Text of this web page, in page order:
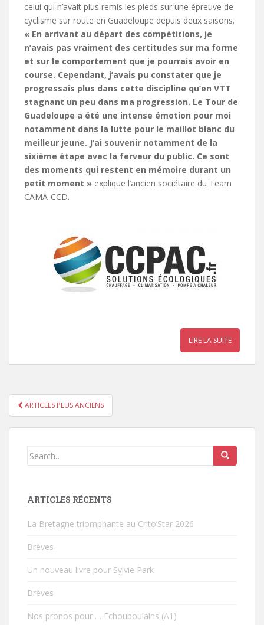
celui qui n’avait plus remis les pieds sur une épreuve de
cyclisme sur route en Guadeloupe depuis deux saisons.
« En arrivant au départ des compétitions, je
n’avais pas vraiment des certitudes sur ma forme
et sur le comportement que je pourrais avoir en
course. Cependant, j’avais pu constater que je
progressais plus dans cette discipline qu’en VTT
stagnant un peu dans ma progression. Le Tour de
Guadeloupe a été une intense émotion pour moi
notamment dans la lutte pour le maillot blanc du
meilleur jeune. J’ai souvenir notamment de la
sixième étape avec la ferveur du public. Ce sont
des moments qui restent en mémoire durant un
petit moment » explique l’ancien sociétaire du Team
CAMA-CCD.
LIRE LA SUITE
PAGINATION DES ARTICLES
ARTICLES PLUS ANCIENS
Search for:
ARTICLES RÉCENTS
La Bretagne triomphante au Crito’Star 2026
Brèves
Un nouveau livre pour Sylvie Park
Brèves
Nos pronos pour … Echouboulains (A1)